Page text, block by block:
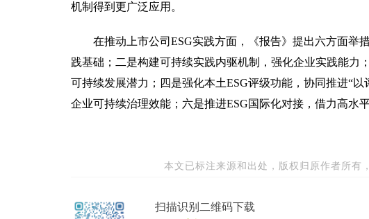
机制得到更广泛应用。
在推动上市公司ESG实践方面，《报告》提出六方面举
践基础；二是构建可持续实践内驱机制，强化企业实践能力
可持续发展潜力；四是强化本土ESG评级功能，协同推进“
企业可持续治理效能；六是推进ESG国际化对接，借力高水
本文已标注来源和出处，版权归原作者所有
扫描识别二维码下载